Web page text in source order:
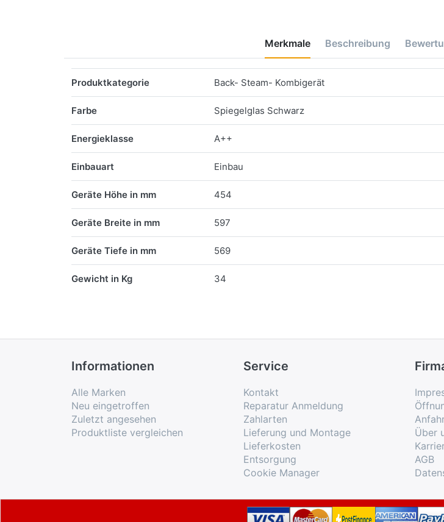
Merkmale Beschreibung
Produktkategorie Back- Steam- Kombigerät
Farbe Spiegelglas Schwarz
Energieklasse A++
Einbauart Einbau
Geräte Höhe in mm 454
Geräte Breite in mm 597
Geräte Tiefe in mm 569
Gewicht in Kg 34
Informationen
Alle Marken
Neu eingetroffen
Zuletzt angesehen
Produktliste vergleichen
Service
Kontakt
Reparatur Anmeldung
Zahlarten
Lieferung und Montage
Lieferkosten
Entsorgung
Cookie Manager
Über
AGB